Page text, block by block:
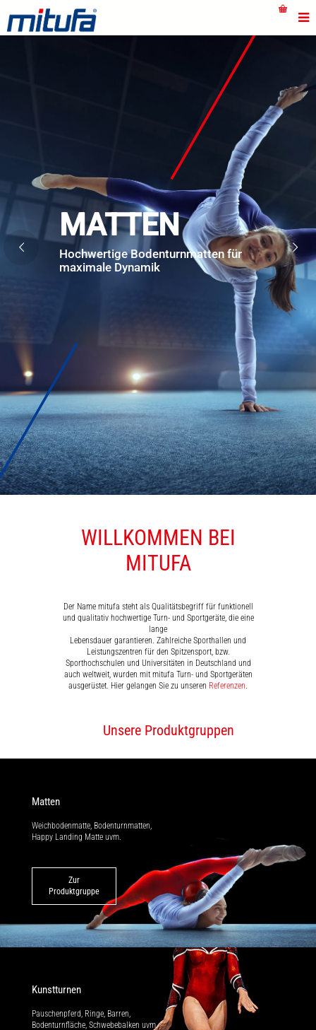
MATTEN
MATTEN
Hochwertige Bodenturnmatten für
maximale Dynamik
WILLKOMMEN BEI
MITUFA
Der Name mitufa steht als Qualitätsbegriff für funktionell
und qualitativ hochwertige Turn- und Sportgeräte, die eine
lange
Lebensdauer garantieren. Zahlreiche Sporthallen und
Leistungszentren für den Spitzensport, bzw.
Sporthochschulen und Universitäten in Deutschland und
auch weltweit, wurden mit mitufa Turn- und Sportgeräten
ausgerüstet. Hier gelangen Sie zu unseren Referenzen
Unsere Produktgruppen
Matten
Weichbodenmatte, Bodenturnmatten,
Happy Landing Matte uvm.
Zur
Produktgruppe
Kunstturnen
Pauschenpferd, Ringe, Barren,
Bodenturnfläche, Schwebebalken uvm.